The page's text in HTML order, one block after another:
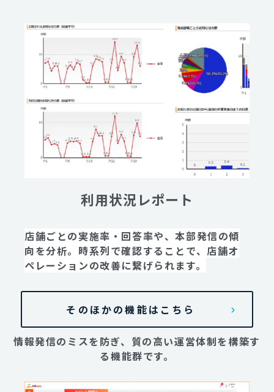
利用状況レポート
店舗ごとの実施率・回答率や、本部発信の傾
向を分析。時系列で確認することで、店舗オ
ペレーションの改善に繋げられます。
そのほかの機能はこちら
情報発信のミスを防ぎ、質の高い運営体制を構築す
る機能群です。